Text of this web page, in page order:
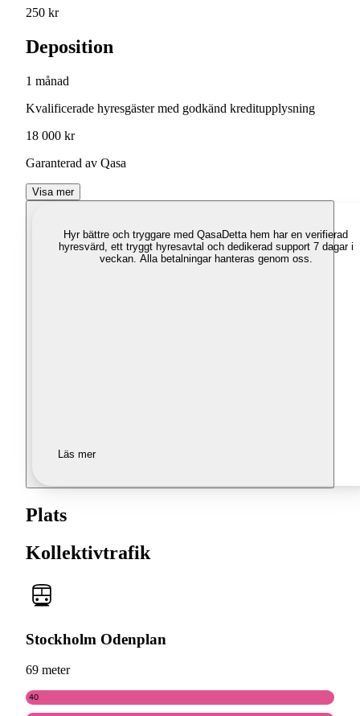
250 kr
Deposition
1 månad
Kvalificerade hyresgäster med godkänd kreditupplysning
18 000 kr
Garanterad av Qasa
Visa mer
Hyr bättre och tryggare med QasaDetta hem har en verifierad
hyresvärd, ett tryggt hyresavtal och dedikerad support 7 dagar i
veckan. Alla betalningar hanteras genom oss.
Läs mer
Plats
Kollektivtrafik
Stockholm Odenplan
69 meter
40